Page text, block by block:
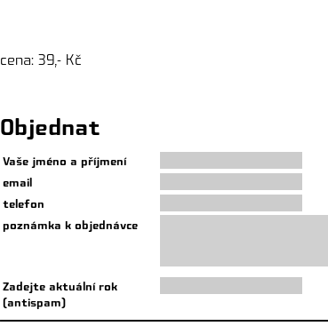
cena: 39,- Kč
Objednat
Vaše jméno a příjmení
email
telefon
poznámka k objednávce
Zadejte aktuální rok
(antispam)